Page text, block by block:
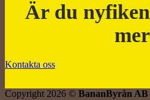
Är du
Kontakta oss
Copyright 2026 © BananByrån AB